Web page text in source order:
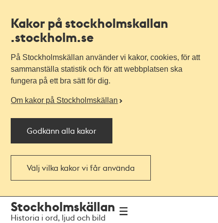
Kakor på stockholmskallan
.stockholm.se
På Stockholmskällan använder vi kakor, cookies, för att
sammanställa statistik och för att webbplatsen ska
fungera på ett bra sätt för dig.
Om kakor på Stockholmskällan
Godkänn alla kakor
Välj vilka kakor vi får använda
navigationen
huvudinnehållet
Stockholmskällan
Historia i ord, ljud och bild